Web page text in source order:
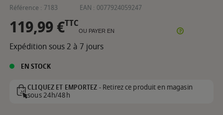
Référence : 7183 EAN : 0077924059247
119,99 €TTC
OU PAYER EN
Expédition sous 2 à 7 jours
EN STOCK
CLIQUEZ ET EMPORTEZ -Retirez ce produit en magasin
sous 24h/48h